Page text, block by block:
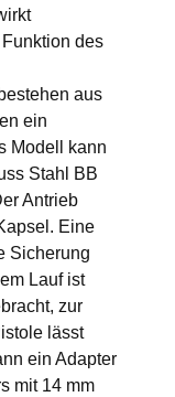
des
aus
ein
Modell kann
Stahl BB
Antrieb
Eine
Sicherung
Lauf ist
zur
lässt
ein Adapter
mit 14 mm